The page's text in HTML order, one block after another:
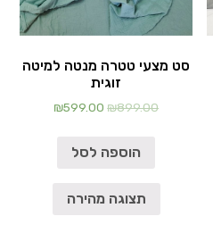
סט מצעי טטרה מנטה למיטה
זוגית
₪899.00
₪599.00
הוספה לסל
תצוגה מהירה